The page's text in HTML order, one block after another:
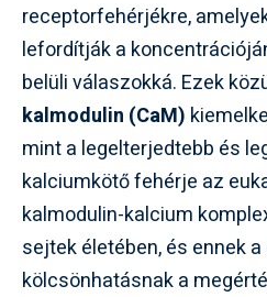
receptorfehérjékre,
lefordítják a
belüli válaszokká. Ezek
kalmodulin (CaM)
mint a legelterjedtebb és
kalciumkötő fehérje az
kalmodulin-kalcium
sejtek életében, és ennek
kölcsönhatásnak a